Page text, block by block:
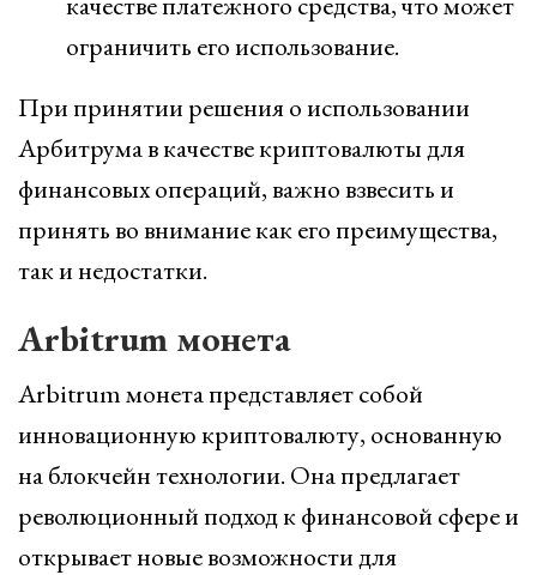
ограничить его использование.
При принятии решения о использовании
Арбитрума в качестве криптовалюты для
финансовых операций, важно взвесить и
принять во внимание как его преимущества,
так и недостатки.
Arbitrum монета
Arbitrum монета представляет собой
инновационную криптовалюту, основанную
на блокчейн технологии. Она предлагает
революционный подход к финансовой сфере и
открывает новые возможности для